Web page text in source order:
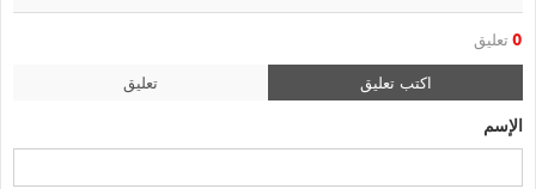
0 تعليق
اكتب تعليق تعليق
الإسم